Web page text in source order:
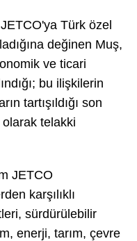
Türk özel
değinen Muş,
ve ticari
bu ilişkilerin
tartışıldığı son
telakki
JETCO
karşılıklı
sürdürülebilir
enerji, tarım, çevre